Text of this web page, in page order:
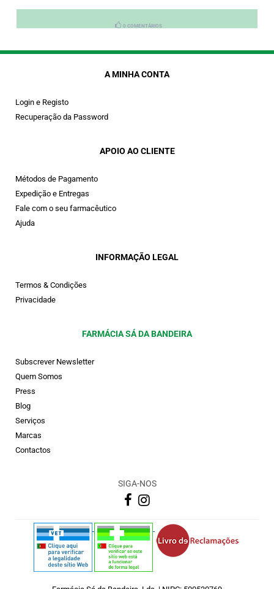
0 COMENTÁRIOS
A MINHA CONTA
Login e Registo
Recuperação da Password
APOIO AO CLIENTE
Métodos de Pagamento
Expedição e Entregas
Fale com o seu farmacêutico
Ajuda
INFORMAÇÃO LEGAL
Termos & Condições
Privacidade
FARMÁCIA SÁ DA BANDEIRA
Subscrever Newsletter
Quem Somos
Press
Blog
Serviços
Marcas
Contactos
SIGA-NOS